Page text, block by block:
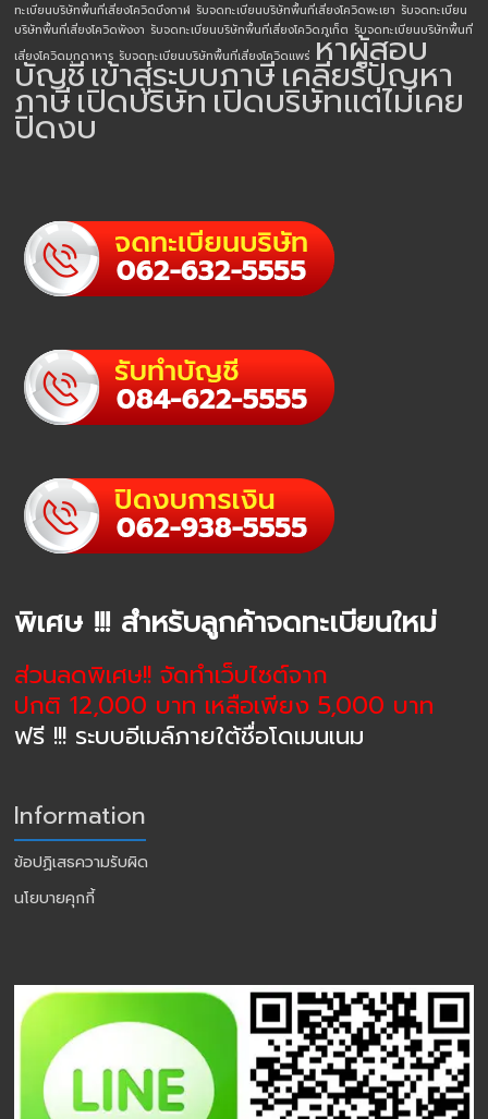
ทะเบียนบริษัทพื้นที่เสี่ยงโควิดบึงกาฬ รับจดทะเบียนบริษัทพื้นที่เสี่ยงโควิดพะเยา รับจดทะเบียน
บริษัทพื้นที่เสี่ยงโควิดพังงา รับจดทะเบียนบริษัทพื้นที่เสี่ยงโควิดภูเก็ต รับจดทะเบียนบริษัทพื้นที่
เสี่ยงโควิดมุกดาหาร รับจดทะเบียนบริษัทพื้นที่เสี่ยงโควิดแพร่ หาผู้สอบ
บัญชีเข้าสู่ระบบภาษีเคลียร์ปัญหา
ภาษีเปิดบริษัทเปิดบริษัทแต่ไม่เคย
ปิดงบ
พิเศษ !!! สำหรับลูกค้าจดทะเบียนใหม่
ส่วนลดพิเศษ!! จัดทำเว็บไซต์จาก
ปกติ 12,000 บาท เหลือเพียง 5,000 บาท
ฟรี !!! ระบบอีเมล์ภายใต้ชื่อโดเมนเนม
Information
ข้อปฏิเสธความรับผิด
นโยบายคุกกี้